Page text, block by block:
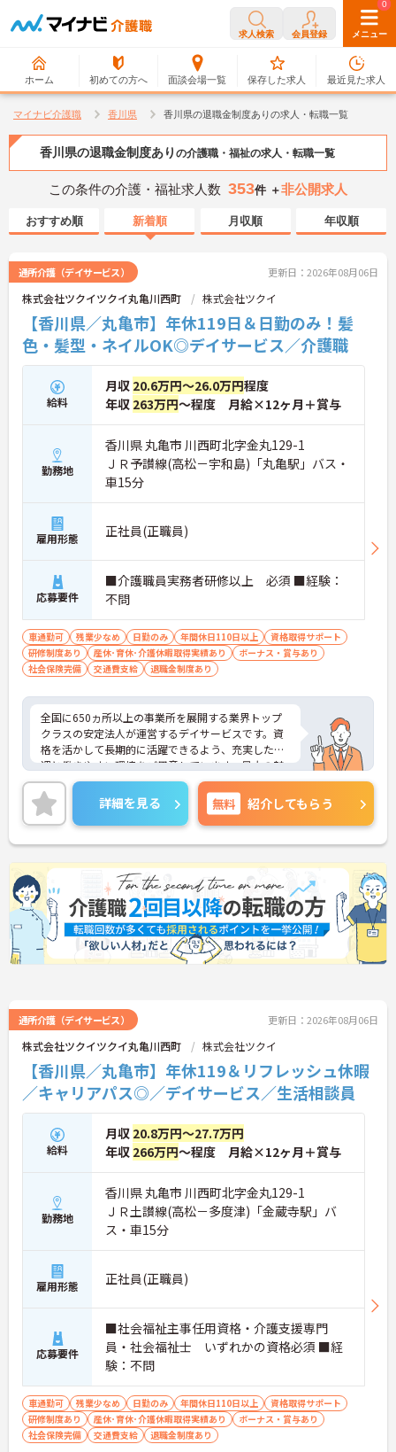
求人検索 会員登録 メニュー
ホーム 初めての方へ 面談会場一覧
0
保存した求人
0
最近見た求人
マイナビ介護職 香川県 香川県の退職金制度ありの求人・転職一覧
香川県の退職金制度あり の介護職・福祉の求人・転職一覧
この条件の介護・福祉求人数 353件 ＋非公開求人
おすすめ順 新着順 月収順 年収順
通所介護（デイサービス） 更新日：2026年08月06日
株式会社ツクイツクイ丸亀川西町 株式会社ツクイ
【香川県／丸亀市】年休119日＆日勤のみ！髪
色・髪型・ネイルOK◎デイサービス／介護職
給料
月収 20.6万円～26.0万円程度
年収 263万円～程度 月給×12ヶ月＋賞与
勤務地
香川県 丸亀市 川西町北字金丸129-1
ＪＲ予讃線(高松－宇和島)「丸亀駅」バス・
車15分
雇用形態 正社員(正職員)
応募要件
■介護職員実務者研修以上 必須 ■経験：
不問
車通勤可 残業少なめ 日勤のみ 年間休日110日以上
資格取得サポート
研修制度あり
産休･育休･介護休暇取得実績あり
ボーナス・賞与あり
社会保険完備
交通費支給 退職金制度あり
全国に650ヵ所以上の事業所を展開する業界トップ
クラスの安定法人が運営するデイサービスです。資
格を活かして長期的に活躍できるよう、充実した待
遇と働きやすい環境をご用意しています。最大の魅
力は夜勤なしの日勤のみで年間休日は119日しっか
り確保できる点にあります。毎月付与されるリフレ
ッシュ休暇を利用して連休の取得も可能です。ま
た、子育てサポート企業として「くるみん認定」を
取得しており、こども休暇や充実した扶養手当など
ご家庭との両立を後押しする制度が整っています。
入社後1年間は専用のチューターがつき手厚くフォ
ローするため、新しい環境への不安を軽減できま
す。最大185万円の賞与支給の実績や、宿泊費補助
等の独自の福利厚生制度も備わっており、有資格者
の方がご自身の個性を大切にしながらやりがいを持
って働き続けられるおすすめの職場です。
をつけて働ける環境です】
119日がしっかりと確保されています
・毎月1日付与されるリフレッシュ休暇と有給を組
み合わせて連休を取得しプライベートを満喫できま
す
・子育てサポート企業として「くるみん認定」を取
得しており未就学児向けのこども休暇など支援体制
が万全です
【賞与実績最大185万円◎大手法人ならではの手厚
・頑張りをしっかり還元する過去実績最大185万円
の賞与や配偶者・お子様への手厚い扶養手当を支給
しています
・社内規定の範囲内で髪色や髪型をはじめネイルや
まつげエクステが自由であり自分らしさを大切に働
【有資格者のキャリアパス！手厚いチューター制度
と多彩な研修で専門性を高めます 】
・入社後1年間は専門のチューター（指導担当者）
がマンツーマンで手厚くフォローするため新しい環
境でも安心です
・資格手当の支給や公的資格取得・自己啓発支援制
度を通じて有資格者のさらなるステップアップを後
押しします
詳細を見る 無料 紹介してもらう
通所介護（デイサービス） 更新日：2026年08月06日
株式会社ツクイツクイ丸亀川西町 株式会社ツクイ
【香川県／丸亀市】年休119＆リフレッシュ休暇
／キャリアパス◎／デイサービス／生活相談員
給料
月収 20.8万円～27.7万円
年収 266万円～程度 月給×12ヶ月＋賞与
勤務地
香川県 丸亀市 川西町北字金丸129-1
ＪＲ土讃線(高松－多度津)「金蔵寺駅」バ
ス・車15分
雇用形態 正社員(正職員)
応募要件
■社会福祉主事任用資格・介護支援専門
員・社会福祉士 いずれかの資格必須 ■経
験：不問
車通勤可 残業少なめ 日勤のみ 年間休日110日以上
資格取得サポート
研修制度あり
産休･育休･介護休暇取得実績あり
ボーナス・賞与あり
社会保険完備
交通費支給 退職金制度あり